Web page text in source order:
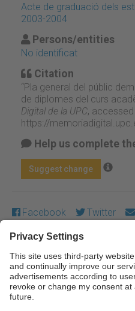
Acte de graduació dels
2003-2004
Persons/entities
No identificat
Citation
“Pla general del públic
de diplomes del curs
Digital de la UPC,
https://
Help us complete
Suggest change
Facebook Twitter
Except where otherwise
licensed under a Creative
NonCommercial-NoDerivs 3.0